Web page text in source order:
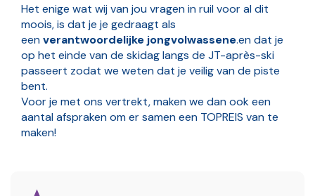
Het enige wat wij van jou vragen in ruil voor al dit
moois, is dat je je gedraagt als
eenverantwoordelijke jongvolwassene.en dat je
op het einde van de skidag langs de JT-après-ski
passeert zodat we weten dat je veilig van de piste
bent.
Voor je met ons vertrekt, maken we dan ook een
aantal afspraken om er samen een TOPREIS van te
maken!